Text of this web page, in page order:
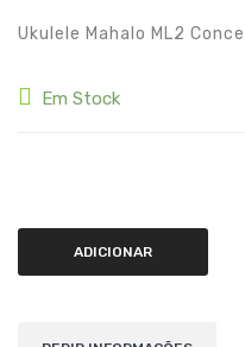
Efeitos
Pianos Digitais
Teclados
Ukulele Mahalo ML2
Em Stock
ADICIONAR